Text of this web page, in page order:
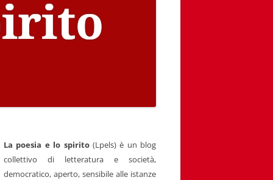
La poesia e lo spirito(Lpels) è un blog
collettivo di letteratura e società,
democratico, aperto, sensibile alle istanze